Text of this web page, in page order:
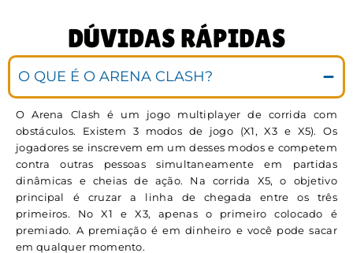
DÚVIDAS RÁPIDAS
O QUE É O ARENA CLASH?
O Arena Clash é um jogo multiplayer de corrida com
obstáculos. Existem 3 modos de jogo (X1, X3 e X5). Os
jogadores se inscrevem em um desses modos e competem
contra outras pessoas simultaneamente em partidas
dinâmicas e cheias de ação. Na corrida X5, o objetivo
principal é cruzar a linha de chegada entre os três
primeiros. No X1 e X3, apenas o primeiro colocado é
premiado. A premiação é em dinheiro e você pode sacar
em qualquer momento.